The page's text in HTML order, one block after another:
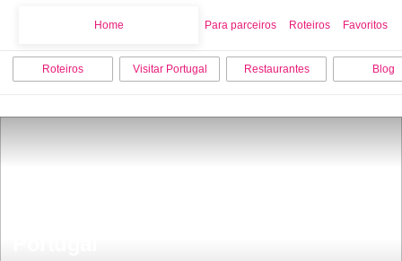
Home Para parceiros Roteiros Favoritos
Roteiros Visitar Portugal Restaurantes Blog